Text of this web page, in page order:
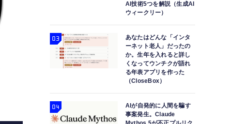
AI技術5つを解説（生成AI
ウィークリー）
あなたはどんな「インタ
ーネット老人」だったの
か。生年を入れると詳し
くなってウンチクが語れ
る年表アプリを作った
（CloseBox）
AIが自発的に人間を騙す
事案発生。Claude